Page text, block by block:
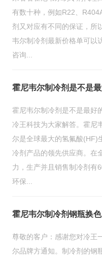
有数十种，例如R22、
剂又对应有不同的保证，所
韦尔制冷剂最新价格单可以
咨询...
霍尼韦尔制冷剂是不是
霍尼韦尔制冷剂是不是最好
冷王科技为大家解答。霍尼
尔是全球最大的氢氟酸(HF)
冷剂产品的领先供应商。在
力，生产并且销售制冷剂有
环保...
霍尼韦尔制冷剂钢瓶换色了，你
尊敬的客户：感谢您对冷王
尔品牌方通知。制冷剂的钢